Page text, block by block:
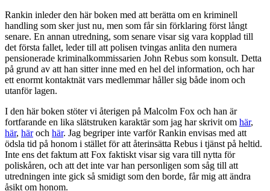
Rankin inleder den här boken med att berätta om en kriminell
handling som sker just nu, men som får sin förklaring först långt
senare. En annan utredning, som senare visar sig vara kopplad till
det första fallet, leder till att polisen tvingas anlita den numera
pensionerade kriminalkommissarien John Rebus som konsult. Detta
på grund av att han sitter inne med en hel del information, och har
ett enormt kontaktnät vars medlemmar håller sig både inom och
utanför lagen.
I den här boken stöter vi återigen på Malcolm Fox och han är
fortfarande en lika slätstruken karaktär som jag har skrivit om här,
här, häroch här. Jag begriper inte varför Rankin envisas med att
ödsla tid på honom i stället för att återinsätta Rebus i tjänst på heltid.
Inte ens det faktum att Fox faktiskt visar sig vara till nytta för
poliskåren, och att det inte var han personligen som såg till att
utredningen inte gick så smidigt som den borde, får mig att ändra
åsikt om honom.